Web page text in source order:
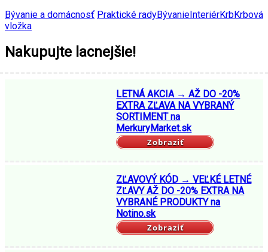
Bývanie a domácnosť Praktické radyBývanieInteriérKrbKrbová
vložka
Nakupujte lacnejšie!
LETNÁ AKCIA → AŽ DO -20%
EXTRA ZĽAVA NA VYBRANÝ
SORTIMENT na
MerkuryMarket.sk
Zobraziť
ZĽAVOVÝ KÓD → VEĽKÉ LETNÉ
ZĽAVY AŽ DO -20% EXTRA NA
VYBRANÉ PRODUKTY na
Notino.sk
Zobraziť